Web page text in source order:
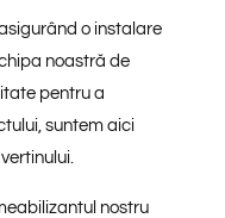
o instalare
noastră de
pentru a
suntem aici
nostru